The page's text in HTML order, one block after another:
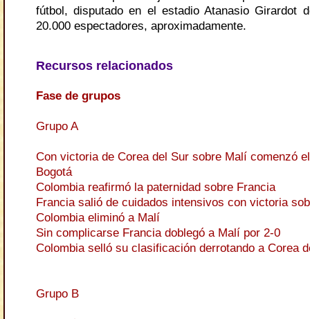
fútbol, disputado en el estadio Atanasio Girardot
20.000 espectadores, aproximadamente.
Recursos relacionados
Fase de grupos
Grupo A
Con victoria de Corea del Sur sobre Malí comenzó
Bogotá
Colombia reafirmó la paternidad sobre Francia
Francia salió de cuidados intensivos con victoria
Colombia eliminó a Malí
Sin complicarse Francia doblegó a Malí por 2-0
Colombia selló su clasificación derrotando a Corea
Grupo B